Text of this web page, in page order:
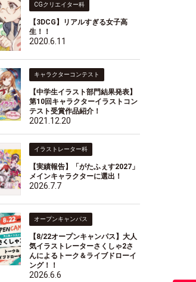
CGクリエイター科
【3DCG】リアルすぎる女子高
生！！
2020.6.11
キャラクターコンテスト
【中学生イラスト部門結果発表】
第10回キャラクターイラストコン
テスト受賞作品紹介！
2021.12.20
イラストレーター科
【実績報告】「がたふぇす2027」
メインキャラクターに選出！
2026.7.7
オープンキャンパス
【8/22オープンキャンパス】大人
気イラストレーターさくしゃ2さ
んによるトーク＆ライブドローイ
ング！！
2026.6.6